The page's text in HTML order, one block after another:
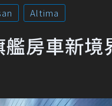
Altima
房車新境